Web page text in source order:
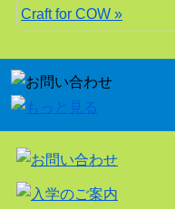
Craft for COW »